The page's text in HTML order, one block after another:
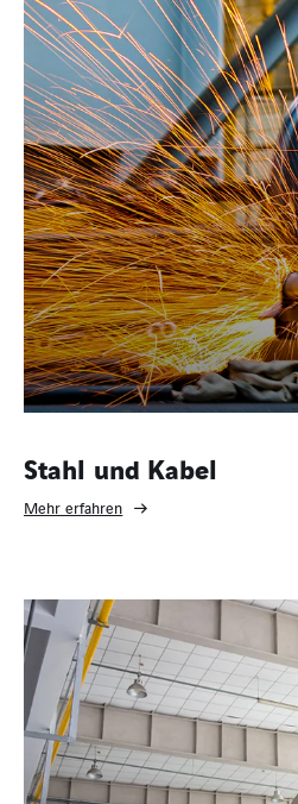
Stahl und Kabel
Mehr erfahren